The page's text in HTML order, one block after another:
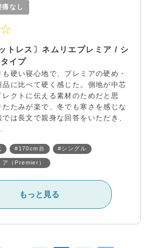
痛なし
トレス〕ネムリエプレミア / シ
イプ
硬い寝心地で、プレミアの硬め・
に比べて硬く感じた。側地が中芯
クトに伝える素材のためだと思
たたみが楽で、冬でも寒さを感じな
は長文で親身な回答をいただき、
#170cm台 #シングル
ア（Premier）
もっと見る